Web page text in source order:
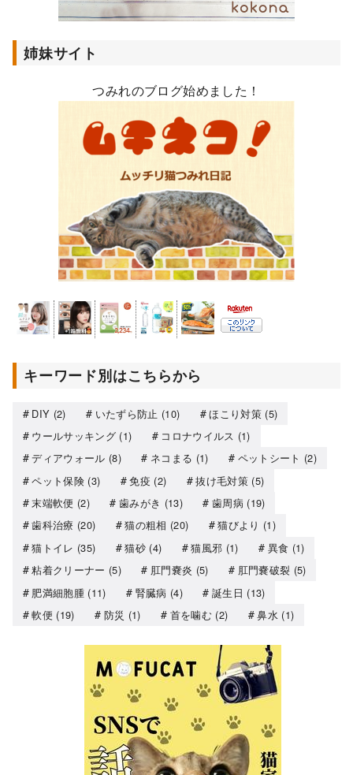
姉妹サイト
つみれのブログ始めました！
キーワード別はこちらから
DIY (2) いたずら防止 (10) ほこり対策(5)
ウールサッキング(1) コロナウイルス (1)
ディアウォール (8) ネコまる (1) ペットシート (2)
ペット保険(3) 免疫 (2) 抜け毛対策(5)
末端軟便 (2) 歯みがき (13) 歯周病 (19)
歯科治療 (20) 猫の粗相 (20) 猫びより (1)
猫トイレ (35) 猫砂(4) 猫風邪 (1) 異食 (1)
粘着クリーナー (5) 肛門嚢炎 (5) 肛門嚢破裂 (5)
肥満細胞腫(11) 腎臓病 (4) 誕生日 (13)
軟便 (19) 防災 (1) 首を噛む (2) 鼻水 (1)